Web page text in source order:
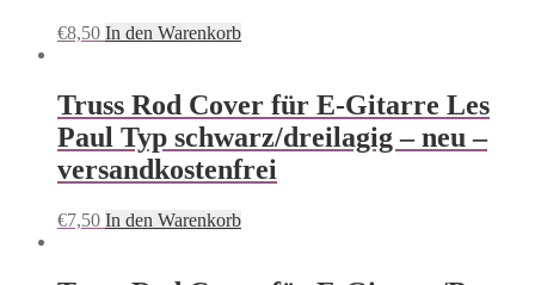
€8,50 In den Warenkorb
Truss Rod Cover für E-Gitarre Les
Paul Typ schwarz/dreilagig – neu –
versandkostenfrei
€7,50 In den Warenkorb